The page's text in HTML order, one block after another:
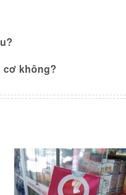
cơ không?